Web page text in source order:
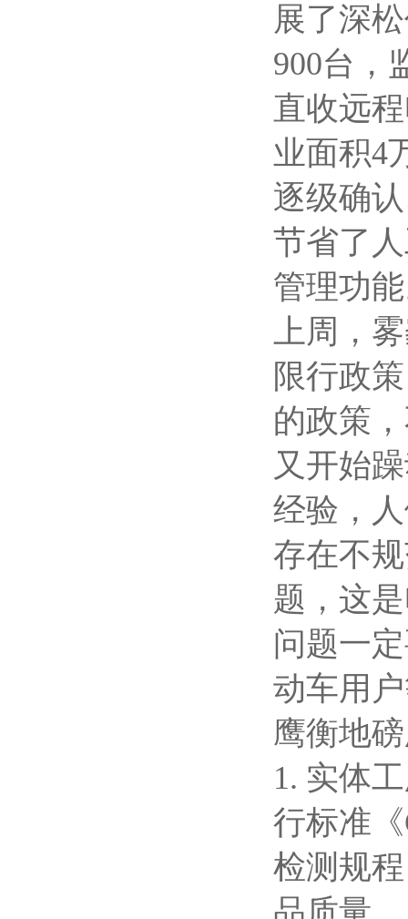
展了深
900台，
直收远
业面积4
逐级确
节省了
管理功
上周，
限行政
的政策
又开始
经验，
存在不
题，这
问题一
动车用
鹰衡地
1. 实体
行标准
检测规
品质量。